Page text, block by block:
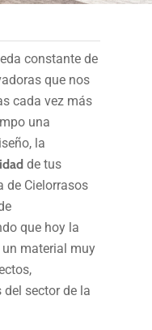
constante de
que nos
cada vez más
una
la
de tus
de Cielorrasos
que hoy la
material muy
sector de la